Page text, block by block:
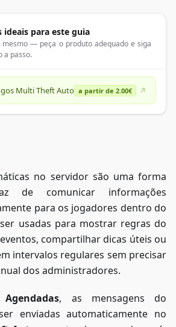
ideais para este guia
mesmo — peça o produto adequado e siga
a passo.
Multi Theft Auto a partir de 2.00€
no servidor são uma forma
de comunicar informações
para os jogadores dentro do
usadas para mostrar regras do
compartilhar dicas úteis ou
intervalos regulares sem precisar
dos administradores.
, as mensagens do
enviadas automaticamente no